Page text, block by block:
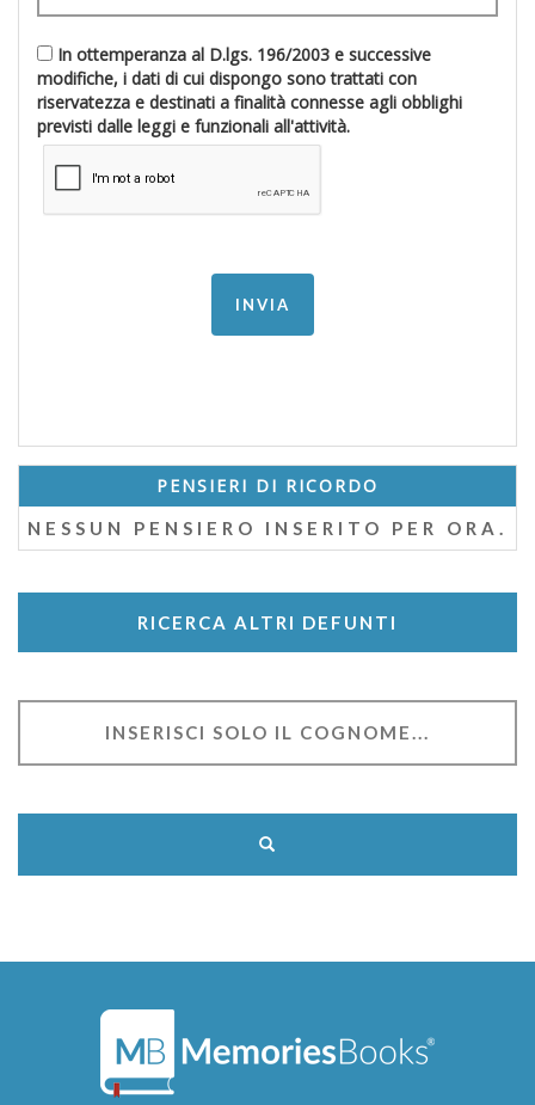
In ottemperanza al D.lgs. 196/2003 e successive
modifiche, i dati di cui dispongo sono trattati con
riservatezza e destinati a finalità connesse agli obblighi
previsti dalle leggi e funzionali all'attività.
PENSIERI DI RICORDO
NESSUN PENSIERO INSERITO PER ORA.
RICERCA ALTRI DEFUNTI